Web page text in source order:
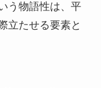
う物語性は、平
立たせる要素と